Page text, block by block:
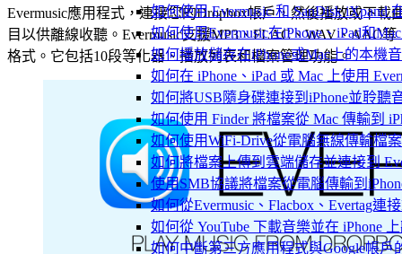
如何使用 Evermusic 和 SanDisk iXpand
如何使用Evermusic在iPhone、iPad和
如何播放儲存在iPhone或Mac上的本機
如何在 iPhone、iPad 或 Mac 上使用
如何將USB隨身碟連接到iPhone並聆聽
如何使用 Finder 將檔案從 Mac 傳輸到
如何使用WiFi-Drive從電腦無線傳輸檔案
如何將檔案上傳到雲端儲存並連接到
使用SMB協議將檔案從電腦傳輸到
如何從Evermusic、Flacbox、Evertag連
如何從 YouTube 下載音樂並在 iPhone
如何中斷第三方應用程式與Google帳戶
Evermusic應用程式，連接您的Dropbox帳戶，然後播放或下載
目以供離線收聽。Evermusic支援MP3、FLAC、WAV、AAC等
格式。它包括10段等化器、播放列表和檔案管理功能。